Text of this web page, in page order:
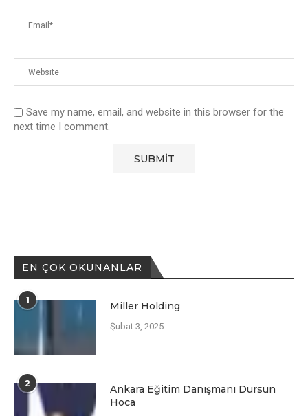
Save my name, email, and website in this browser for the
next time I comment.
EN ÇOK OKUNANLAR
1 Miller Holding
Şubat 3, 2025
2
Ankara Eğitim Danışmanı Dursun
Hoca